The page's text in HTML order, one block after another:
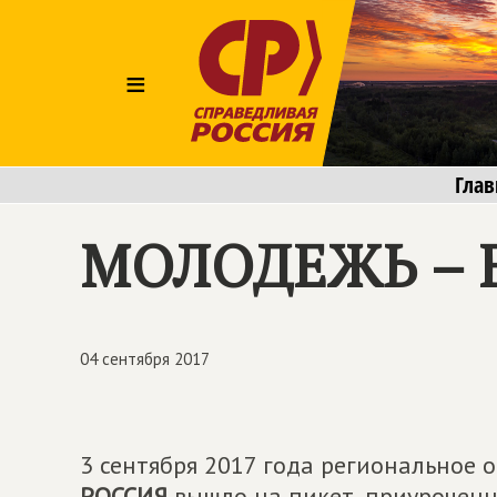
≡
МОЛОДЕЖЬ –
04 сентября 2017
3 сентября 2017 года